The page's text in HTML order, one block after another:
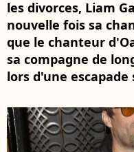
les divorces, Liam
nouvelle fois sa
que le chanteur
sa compagne de
lors d'une